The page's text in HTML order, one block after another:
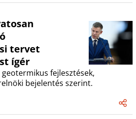
tervet
ígér
geotermikus fejlesztések,
bejelentés szerint.